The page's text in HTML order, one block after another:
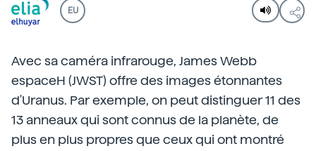
EU
Avec sa caméra infrarouge, James Webb
espaceH (JWST) offre des images étonnantes
d'Uranus. Par exemple, on peut distinguer 11 des
13 anneaux qui sont connus de la planète, de
plus en plus propres que ceux qui ont montré